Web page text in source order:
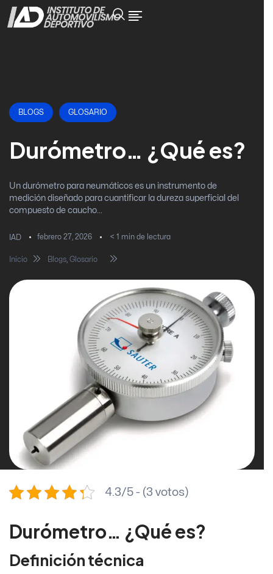
BLOGS GLOSARIO
Durómetro… ¿Qué es?
Un durómetro para neumáticos es un instrumento de
medición diseñado para cuantificar la dureza superficial del
compuesto de caucho...
IAD febrero 27, 2026 < 1 min de lectura
Inicio Blogs, Glosario
4.3/5 - (3 votos)
Durómetro… ¿Qué es?
Definición técnica